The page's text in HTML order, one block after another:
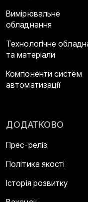
Вимірювальне
обладнання
Технологічне
та матеріали
Компоненти систем
автоматизації
ДОДАТКОВО
Прес-реліз
Політика якості
Історія розвитку